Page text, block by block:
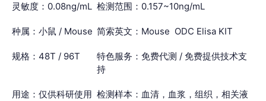
灵敏度：0.08ng/mL 检测范围：0.157~10ng/mL
种属：小鼠 / Mouse 简索英文：Mouse ODC Elisa KIT
规格：48T / 96T
特色服务：免费代测 / 免费提供技术支
持
用途：仅供科研使用 检测样本：血清，血浆，组织，相关液